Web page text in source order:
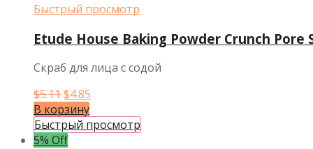
Быстрый просмотр
Etude House Baking Powder Crunch Pore
Скраб для лица с содой
$5.11Первоначальная
цена
составляла
$5.11.
$4.85
$4.85.
В корзину
Быстрый просмотр
5% Off